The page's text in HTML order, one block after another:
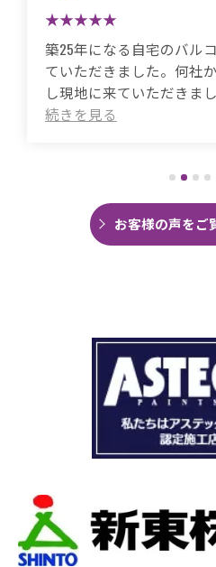
築50年の自宅、20年
ていました。
これまで3度天井か
箇所は修繕してもら
がなく雨の日は憂
今回は絶対に原因
思い毎日口コミを
くことができました
瓦の劣化がだいぶ
穴が空いているの
本当は屋根全部を
の先10数年で住み
をお願いしました。
当初夕方４時頃終
瓦まで使って瓦を
お客様の声をご